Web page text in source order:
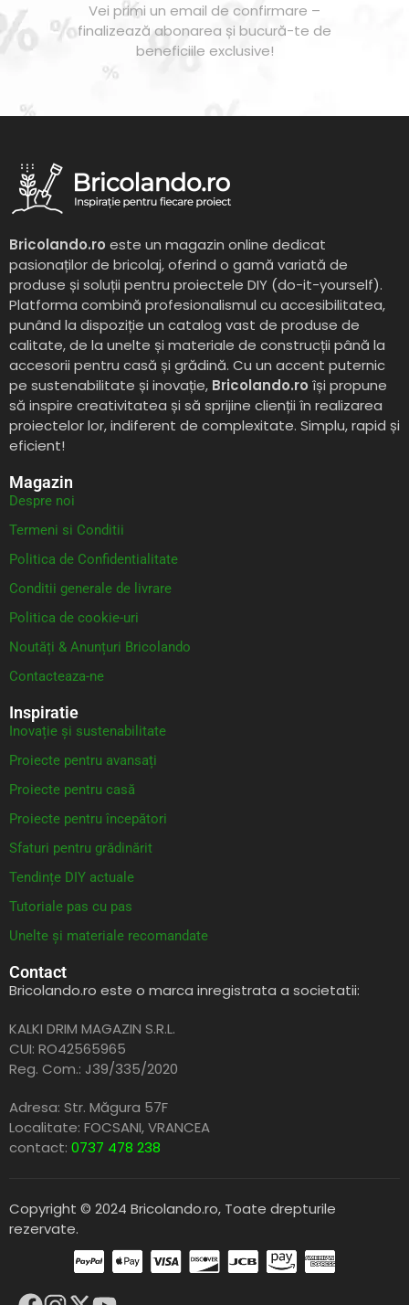
Vei primi un email de confirmare –
finalizează abonarea și bucură-te de
beneficiile exclusive!
Bricolando.ro este un magazin online dedicat
pasionaților de bricolaj, oferind o gamă variată de
produse și soluții pentru proiectele DIY (do-it-yourself).
Platforma combină profesionalismul cu accesibilitatea,
punând la dispoziție un catalog vast de produse de
calitate, de la unelte și materiale de construcții până la
accesorii pentru casă și grădină. Cu un accent puternic
pe sustenabilitate și inovație, Bricolando.ro își propune
să inspire creativitatea și să sprijine clienții în realizarea
proiectelor lor, indiferent de complexitate. Simplu, rapid și
eficient!
Magazin
Despre noi
Termeni si Conditii
Politica de Confidentialitate
Conditii generale de livrare
Politica de cookie-uri
Noutăți & Anunțuri Bricolando
Contacteaza-ne
Inspiratie
Inovație și sustenabilitate
Proiecte pentru avansați
Proiecte pentru casă
Proiecte pentru începători
Sfaturi pentru grădinărit
Tendințe DIY actuale
Tutoriale pas cu pas
Unelte și materiale recomandate
Contact
Bricolando.ro este o marca inregistrata a societatii:
KALKI DRIM MAGAZIN S.R.L.
CUI: RO42565965
Reg. Com.: J39/335/2020
Adresa: Str. Măgura 57F
Localitate: FOCSANI,VRANCEA
contact: 0737 478 238
Copyright © 2024 Bricolando.ro, Toate drepturile
rezervate.